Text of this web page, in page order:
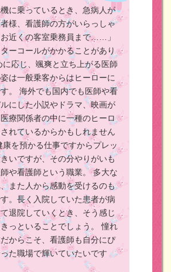
に乗っているとき、急病人が
様、看護師の方がいらっしゃ
近くの客室乗務員まで……」
ーコールがかかることがあり
に応じ、颯爽と立ち上がる医師
は一般乗客からはヒーローに
。
海外でも国内でも医師や看
にした小説やドラマ、映画が
療関係者の中に一種のヒーロ
れているからかもしれません
康を預かる仕事ですからプレッ
いですが、その分やりがいも
や看護師という職業。多大な
また人から感動を受けるのも
。長く入院していた患者が病
退院していくとき、そう感じ
っといることでしょう。
憧れ
からこそ、看護師も自分にぴ
た職場で輝いていたいです